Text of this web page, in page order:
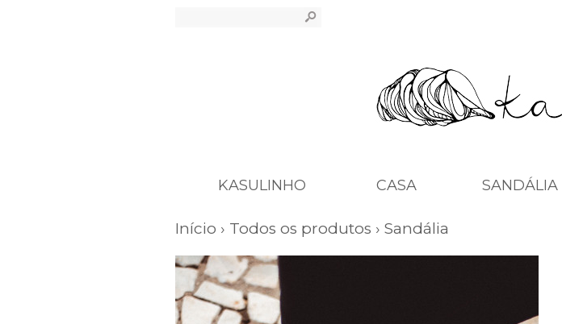
s
KASULINHO CASA SANDÁLIA
Início › Todos os produtos › Sandália